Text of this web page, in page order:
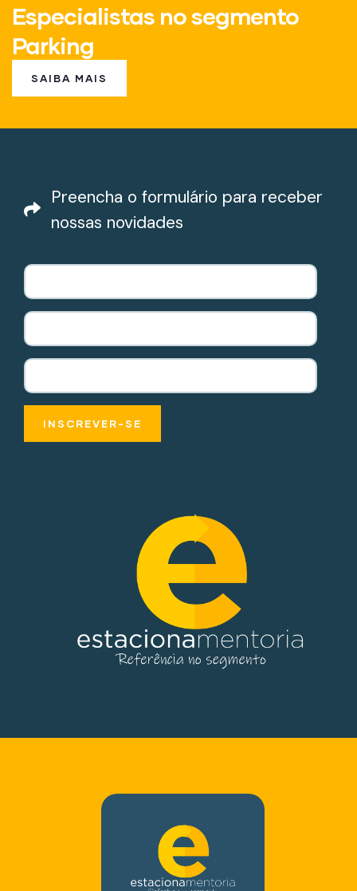
Especialistas no segmento
Parking
SAIBA MAIS
Preencha o formulário para receber
nossas novidades